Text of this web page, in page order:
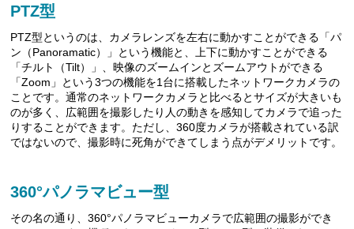
PTZ型
PTZ型というのは、カメラレンズを左右に動かすことができる「パ
ン（Panoramatic）」という機能と、上下に動かすことができる
「チルト（Tilt）」、映像のズームインとズームアウトができる
「Zoom」という3つの機能を1台に搭載したネットワークカメラの
ことです。通常のネットワークカメラと比べるとサイズが大きいも
のが多く、広範囲を撮影したり人の動きを感知してカメラで追った
りすることができます。ただし、360度カメラが搭載されている訳
ではないので、撮影時に死角ができてしまう点がデメリットです。
360°パノラマビュー型
その名の通り、360°パノラマビューカメラで広範囲の撮影ができ